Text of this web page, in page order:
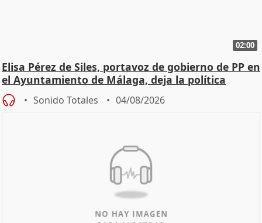
02:00
Elisa Pérez de Siles, portavoz de gobierno de PP en
el Ayuntamiento de Málaga, deja la política
Sonido Totales 04/08/2026